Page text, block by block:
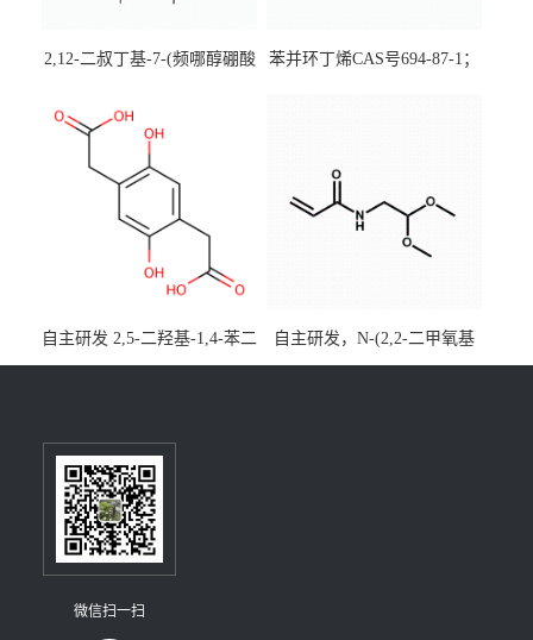
2,12-二叔丁基-7-(频哪醇硼酸
[3,2,1-de]蒽CAS号2648896-
装，实验室现货直发
苯并环丁烯CAS号694-87-1；
自主研发 2,5-二羟基-1,4-苯二
乙酸CAS号5488-16-4；公斤
百公斤级可供应
自主研发，N-(2,2-二甲氧基
乙基)丙烯酰胺CAS号49707-
微信扫一扫